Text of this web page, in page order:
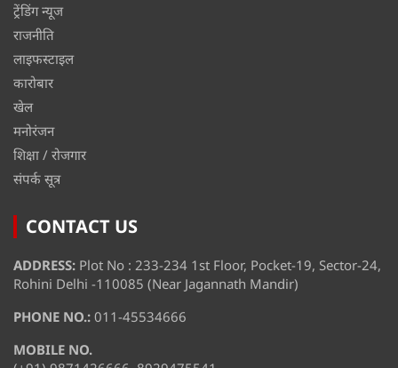
ट्रेंडिंग न्यूज
राजनीति
लाइफस्टाइल
कारोबार
खेल
मनोरंजन
शिक्षा / रोजगार
संपर्क सूत्र
CONTACT US
ADDRESS: Plot No : 233-234 1st Floor, Pocket-19, Sector-24,
Rohini Delhi -110085 (Near Jagannath Mandir)
PHONE NO.: 011-45534666
MOBILE NO.